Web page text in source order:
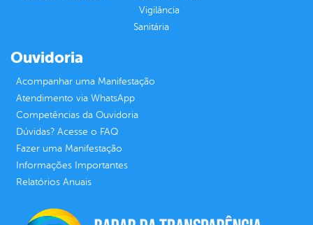
Vigilância
Sanitária
Ouvidoria
Acompanhar uma Manifestação
Atendimento via WhatsApp
Competências da Ouvidoria
Dúvidas? Acesse o FAQ
Fazer uma Manifestação
Informações Importantes
Relatórios Anuais